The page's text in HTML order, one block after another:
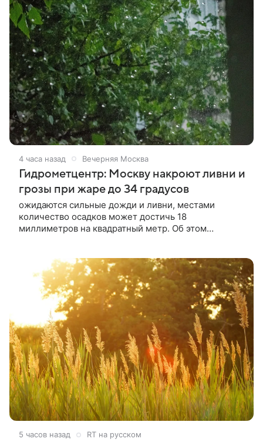
4 часа назад Вечерняя Москва
Гидрометцентр: Москву накроют ливни и
грозы при жаре до 34 градусов
ожидаются сильные дожди и ливни, местами
количество осадков может достичь 18
миллиметров на квадратный метр. Об этом
5 часов назад RT на русском